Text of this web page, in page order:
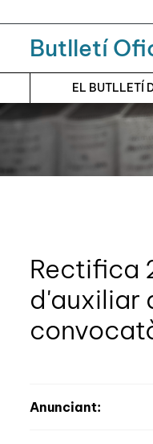
Butlletí
EL BUTLLETÍ
Rectifica
d'auxiliar
Anunciant: